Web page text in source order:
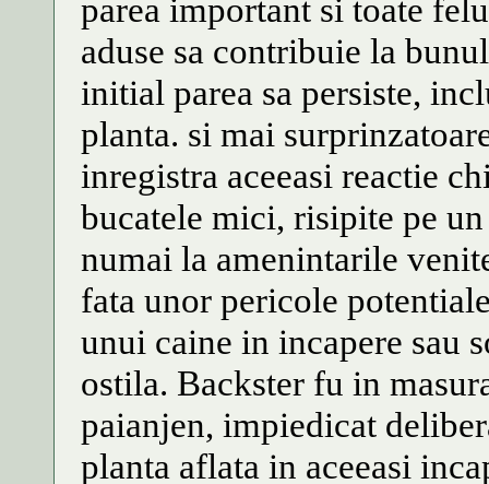
parea important si toate
aduse sa contribuie la
initial parea sa persiste,
planta. si mai
inregistra aceeasi reactie
bucatele mici, risipite pe
numai la amenintarile
fata unor pericole
unui caine in incapere sau
ostila. Backster fu in
paianjen, impiedicat
planta aflata in aceeasi